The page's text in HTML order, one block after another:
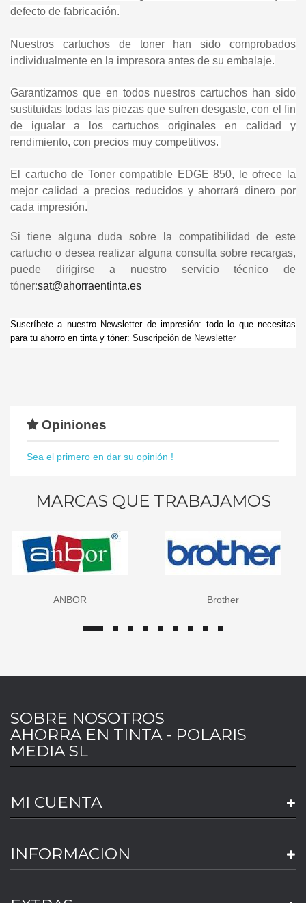
defecto de fabricación.
Nuestros cartuchos de toner han sido comprobados
individualmente en la impresora antes de su embalaje.
Garantizamos que en todos nuestros cartuchos han sido
sustituidas todas las piezas que sufren desgaste, con el fin
de igualar a los cartuchos originales en calidad y
rendimiento, con precios muy competitivos.
El cartucho de Toner compatible EDGE 850,
le ofrece la
mejor calidad a precios reducidos y ahorrará dinero por
cada impresión.
Si tiene alguna duda sobre la compatibilidad de este
cartucho o desea realizar alguna consulta sobre recargas,
puede dirigirse a nuestro servicio técnico de
tóner:sat@ahorraentinta.es
Suscríbete a nuestro Newsletter de impresión: todo lo que necesitas
para tu ahorro en tinta y tóner: Suscripción de Newsletter
Opiniones
Sea el primero en dar su opinión !
MARCAS QUE TRABAJAMOS
ANBOR Brother
SOBRE NOSOTROS
AHORRA EN TINTA - POLARIS
MEDIA SL
MI CUENTA
INFORMACION